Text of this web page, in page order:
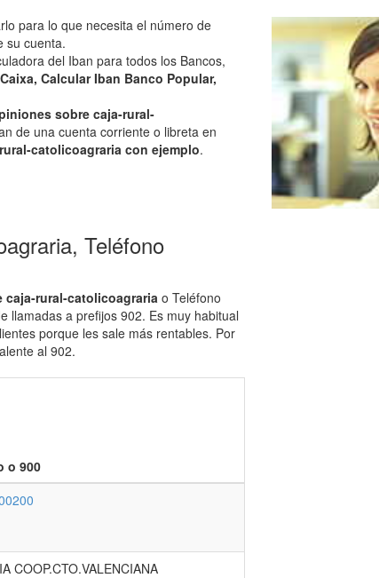
para lo que necesita el número de
su cuenta.
del Iban para todos los Bancos,
Calcular Iban Banco Popular,
sobre caja-rural-
de una cuenta corriente o libreta en
catolicoagraria con ejemplo.
Teléfono
rural-catolicoagrariao Teléfono
llamadas a prefijos 902. Es muy habitual
porque les sale más rentables. Por
al 902.
o 900
COOP.CTO.VALENCIANA